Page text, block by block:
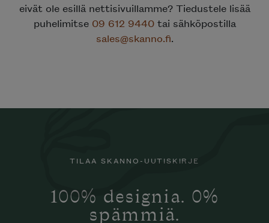
eivät ole esillä nettisivuillamme? Tiedustele lisää
puhelimitse 09 612 9440tai sähköpostilla
sales@skanno.fi.
TILAA SKANNO-UUTISKIRJE
100% designia. 0%
spämmiä.